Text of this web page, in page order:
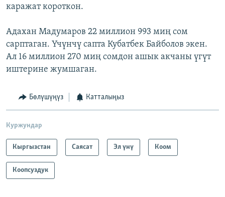
каражат короткон.
Адахан Мадумаров 22 миллион 993 миң сом
сарптаган. Үчүнчү сапта Кубатбек Байболов экен.
Ал 16 миллион 270 миң сомдон ашык акчаны үгүт
иштерине жумшаган.
Бөлүшүңүз Катталыңыз
Куржундар
Кыргызстан Саясат Эл үнү Коом
Коопсуздук